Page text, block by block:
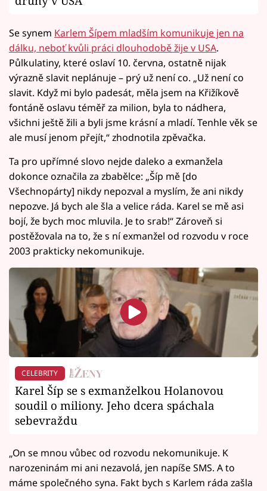
Se synem Karlem Šípem mladším komunikuje jen na
dálku, neboť kvůli práci dlouhodobě žije v USA.
Půlkulatiny, které oslaví 10. června, ostatně nijak
výrazně slavit neplánuje – prý už není co. „Už není co
slavit. Když mi bylo padesát, měla jsem na Křižíkově
fontáně oslavu téměř za milion, byla to nádhera,
všichni ještě žili a byli jsme krásní a mladí. Tenhle věk se
ale musí jenom přejít,“ zhodnotila zpěvačka.
Ta pro upřímné slovo nejde daleko a exmanžela
dokonce označila za zbabělce: „Šíp mě [do
Všechnopárty] nikdy nepozval a myslím, že ani nikdy
nepozve. Já bych ale šla a velice ráda. Karel se mě asi
bojí, že bych moc mluvila. Je to srab!“ Zároveň si
postěžovala na to, že s ní exmanžel od rozvodu v roce
2003 prakticky nekomunikuje.
CELEBRITY
Karel Šíp se s exmanželkou Holanovou
soudil o miliony. Jeho dcera spáchala
sebevraždu
„On se mnou vůbec od rozvodu nekomunikuje. K
narozeninám mi ani nezavolá, jen napíše SMS. A to
máme společného syna. Fakt bych s Karlem ráda zašla